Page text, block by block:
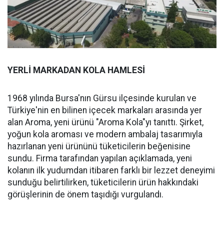
YERLİ MARKADAN KOLA HAMLESİ
1968 yılında Bursa'nın Gürsu ilçesinde kurulan ve
Türkiye'nin en bilinen içecek markaları arasında yer
alan Aroma, yeni ürünü "Aroma Kola"yı tanıttı. Şirket,
yoğun kola aroması ve modern ambalaj tasarımıyla
hazırlanan yeni ürününü tüketicilerin beğenisine
sundu. Firma tarafından yapılan açıklamada, yeni
kolanın ilk yudumdan itibaren farklı bir lezzet deneyimi
sunduğu belirtilirken, tüketicilerin ürün hakkındaki
görüşlerinin de önem taşıdığı vurgulandı.